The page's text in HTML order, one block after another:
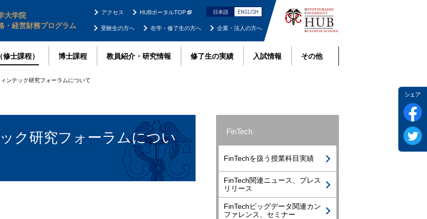
大学院
・経営財務プログラム
士課程） 博士課程 教員紹介・研究情報 修了生の実績 入試情報 その他
受験生の方へ 在学・修了生の方へ 企業・法人の方へ
日本語 ENGLISH
アクセス HUBポータルTOP
ンテック研究フォーラムについて
ク研究フォーラムについ
FinTech
FinTechを扱う授業科目実績
FinTech関連ニュース、プレス
リリース
FinTechビッグデータ関連カン
ファレンス、セミナー